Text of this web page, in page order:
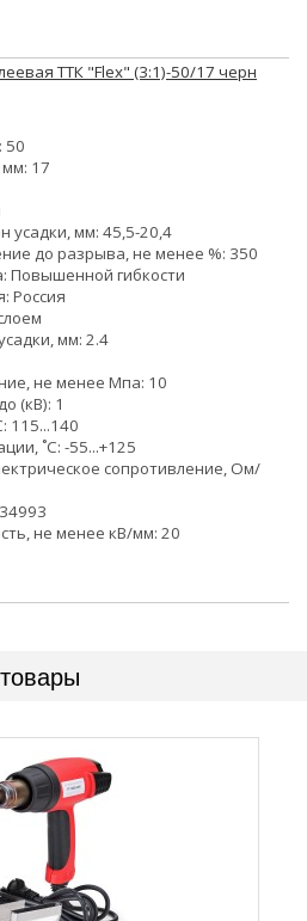
ТТК "Flex" (3:1)-50/17 черн
50
17
усадки, мм: 45,5-20,4
до разрыва, не менее %: 350
Повышенной гибкости
Россия
мм: 2.4
не менее Мпа: 10
(кВ): 1
115...140
˚С: -55...+125
сопротивление, Ом/
не менее кВ/мм: 20